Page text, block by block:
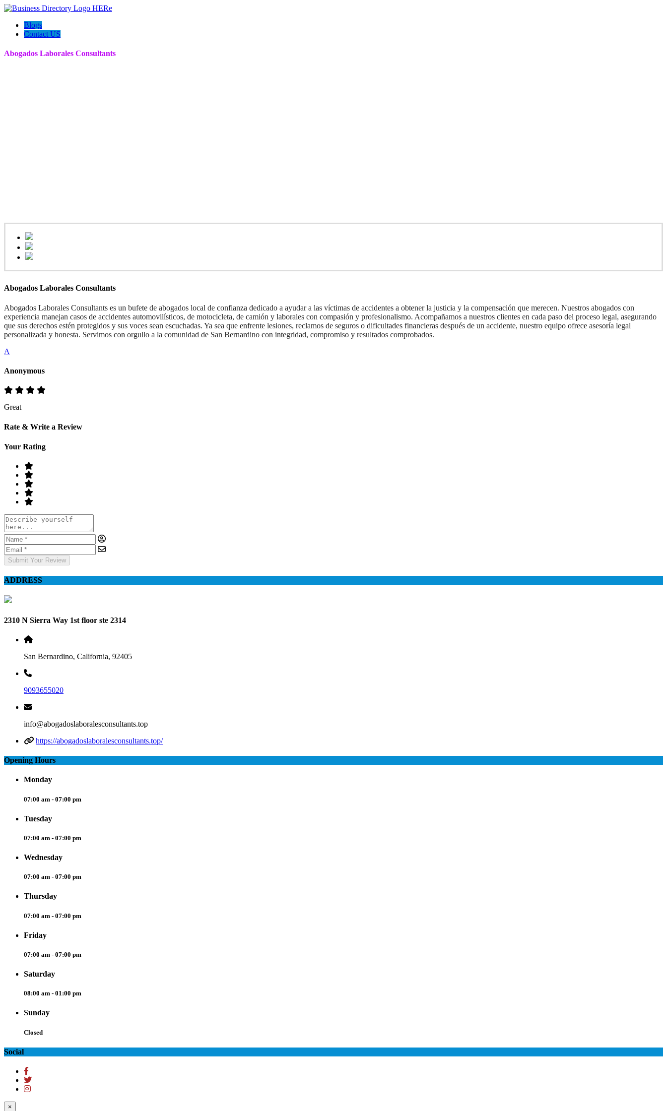
Blogs
Contact US
Abogados Laborales Consultants
Abogados Laborales Consultants
Abogados Laborales Consultants es un bufete de abogados local de confianza dedicado a ayudar a las víctimas de accidentes a obtener la justicia y la compensación que merecen. Nuestros abogados con
experiencia manejan casos de accidentes automovilísticos, de motocicleta, de camión y laborales con compasión y profesionalismo. Acompañamos a nuestros clientes en cada paso del proceso legal, asegurando
que sus derechos estén protegidos y sus voces sean escuchadas. Ya sea que enfrente lesiones, reclamos de seguros o dificultades financieras después de un accidente, nuestro equipo ofrece asesoría legal
personalizada y honesta. Servimos con orgullo a la comunidad de San Bernardino con integridad, compromiso y resultados comprobados.
A
Anonymous
Great
Rate & Write a Review
Your Rating
Submit Your Review
ADDRESS
2310 N Sierra Way 1st floor ste 2314
San Bernardino, California, 92405
9093655020
info@abogadoslaboralesconsultants.top
https://abogadoslaboralesconsultants.top/
Opening Hours
Monday
07:00 am - 07:00 pm
Tuesday
07:00 am - 07:00 pm
Wednesday
07:00 am - 07:00 pm
Thursday
07:00 am - 07:00 pm
Friday
07:00 am - 07:00 pm
Saturday
08:00 am - 01:00 pm
Sunday
Closed
Social
×